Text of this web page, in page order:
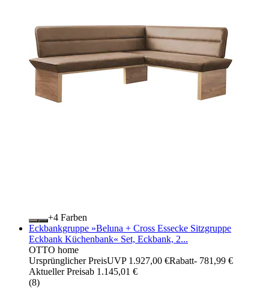
+
Farben
Eckbankgruppe »Beluna + Cross Essecke Sitzgruppe
Eckbank Küchenbank« Set, Eckbank, 2...
OTTO home
Ursprünglicher PreisUVP 1.927,00 €Rabatt- 781,99 €
Aktueller Preisab 1.145,01 €
(8)